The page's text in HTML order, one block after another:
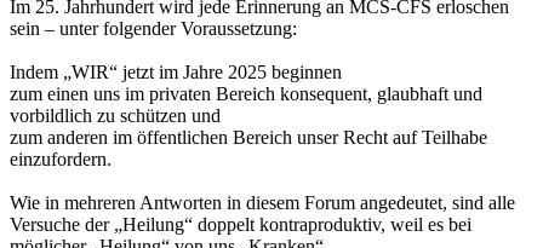
Im 25. Jahrhundert wird jede Erinnerung an MCS-CFS erloschen
sein – unter folgender Voraussetzung:
Indem „WIR“ jetzt im Jahre 2025 beginnen
zum einen uns im privaten Bereich konsequent, glaubhaft und
vorbildlich zu schützen und
zum anderen im öffentlichen Bereich unser Recht auf Teilhabe
einzufordern.
Wie in mehreren Antworten in diesem Forum angedeutet, sind alle
Versuche der „Heilung“ doppelt kontraproduktiv, weil es bei